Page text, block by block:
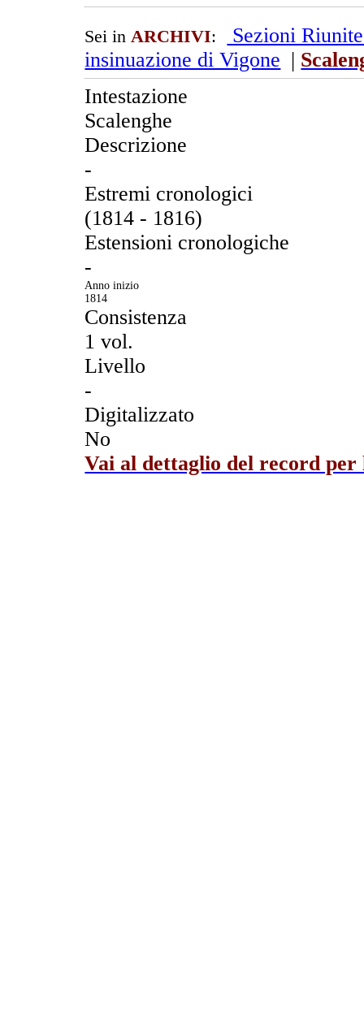
Sei inARCHIVI:
Sezioni
insinuazione di Vigone |
Intestazione
Scalenghe
Descrizione
-
Estremi cronologici
(1814 - 1816)
Estensioni cronologiche
-
Anno inizio
1814
Consistenza
1 vol.
Livello
-
Digitalizzato
No
Vai al dettaglio del record per